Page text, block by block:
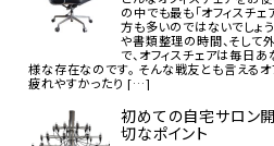
の中でも最も「オフィスチ
方も多いのではないでしょ
や書類整理の時間、そして
で、オフィスチェアは毎日
様な存在なのです。 そんな戦友とも言えるオ
疲れやすかったり […]
初めての自宅サロン
切なポイント